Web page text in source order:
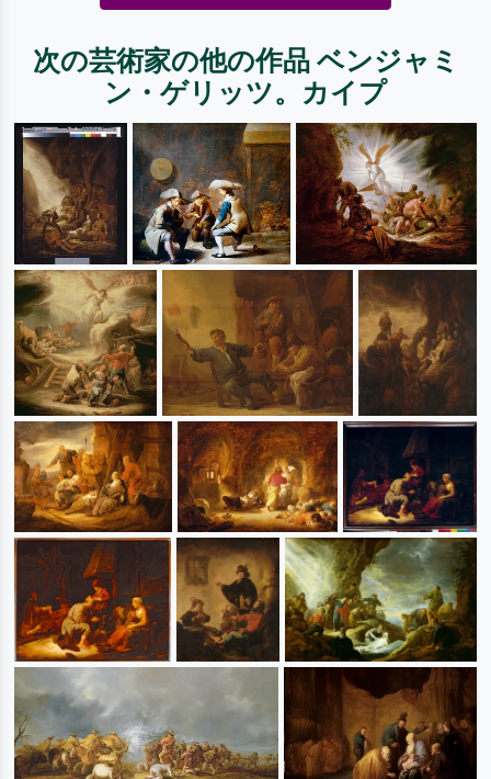
次の芸術家の他の作品 ベンジャミ
ン・ゲリッツ。カイプ